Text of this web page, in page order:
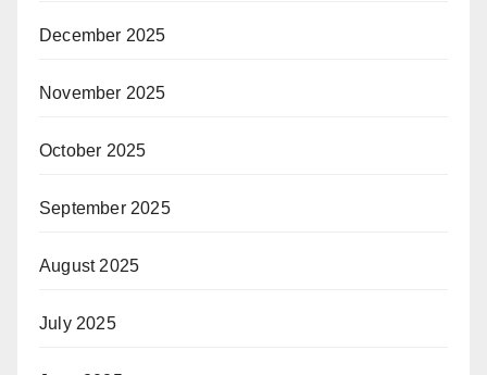
December 2025
November 2025
October 2025
September 2025
August 2025
July 2025